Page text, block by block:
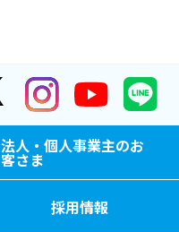
法人・個人事業主のお
客さま
採用情報